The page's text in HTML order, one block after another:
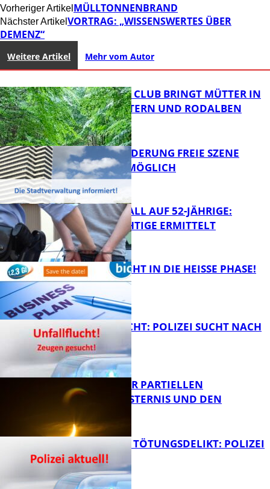
Vorheriger Artikel MÜLLTONNENBRAND
Nächster Artikel VORTRAG: „WISSENSWERTES ÜBER
DEMENZ“
Weitere Artikel Mehr vom Autor
FB News
NEUER MOM CLUB BRINGT MÜTTER IN
KAISERSLAUTERN UND RODALBEN
ZUSAMMEN
FB Kultur
PROJEKTFÖRDERUNG FREIE SZENE
WEITERHIN MÖGLICH
FB News
RAUBÜBERFALL AUF 52-JÄHRIGE:
TATVERDÄCHTIGE ERMITTELT
1,2,3 GO® GEHT IN DIE HEISSE PHASE!
UNFALLFLUCHT: POLIZEI SUCHT NACH
ZEUGEN
VORTRAG ZUR PARTIELLEN
SONNENFINSTERNIS UND DEN
PERSEIDEN
VERSUCHTES TÖTUNGSDELIKT: POLIZEI
ERMITTELT